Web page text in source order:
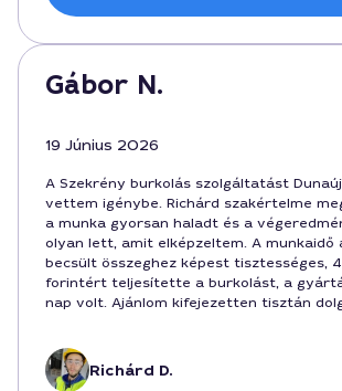
Gábor N.
19 Június 2026
A Szekrény burkolás szolgáltatást
vettem igénybe. Richárd szakértelme
a munka gyorsan haladt és a
olyan lett, amit elképzeltem. A munkaidő
becsült összeghez képest tisztességes,
forintért teljesítette a burkolást, a
nap volt. Ajánlom kifejezetten tisztán
Richárd D.